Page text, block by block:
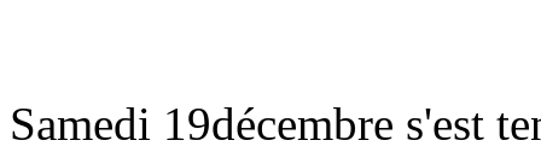
Samedi 19décembre s'est